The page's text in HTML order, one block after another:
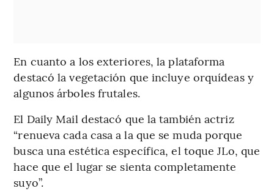
En cuanto a los exteriores, la plataforma
destacó la vegetación que incluye orquídeas y
algunos árboles frutales.
El Daily Mail destacó que la también actriz
“renueva cada casa a la que se muda porque
busca una estética específica, el toque JLo, que
hace que el lugar se sienta completamente
suyo”.